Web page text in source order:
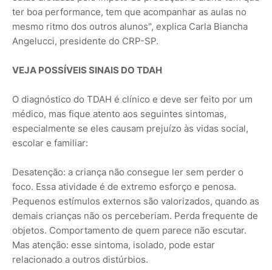
ter boa performance, tem que acompanhar as aulas no
mesmo ritmo dos outros alunos", explica Carla Biancha
Angelucci, presidente do CRP-SP.
VEJA POSSÍVEIS SINAIS DO TDAH
O diagnóstico do TDAH é clínico e deve ser feito por um
médico, mas fique atento aos seguintes sintomas,
especialmente se eles causam prejuízo às vidas social,
escolar e familiar:
Desatenção: a criança não consegue ler sem perder o
foco. Essa atividade é de extremo esforço e penosa.
Pequenos estímulos externos são valorizados, quando as
demais crianças não os perceberiam. Perda frequente de
objetos. Comportamento de quem parece não escutar.
Mas atenção: esse sintoma, isolado, pode estar
relacionado a outros distúrbios.